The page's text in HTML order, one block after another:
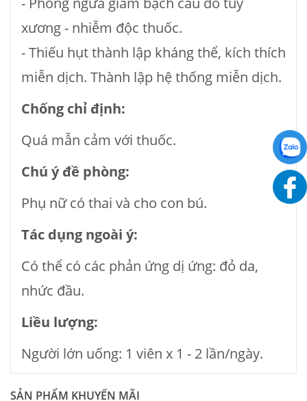
xương - nhiễm độc thuốc.
- Thiếu hụt thành lập kháng thể, kích thích
miễn dịch. Thành lập hệ thống miễn dịch.
Chống chỉ định:
Quá mẫn cảm với thuốc.
Chú ý đề phòng:
Phụ nữ có thai và cho con bú.
Tác dụng ngoài ý:
Có thể có các phản ứng dị ứng: đỏ da,
nhức đầu.
Liều lượng:
Người lớn uống: 1 viên x 1 - 2 lần/ngày.
SẢN PHẨM KHUYẾN MÃI